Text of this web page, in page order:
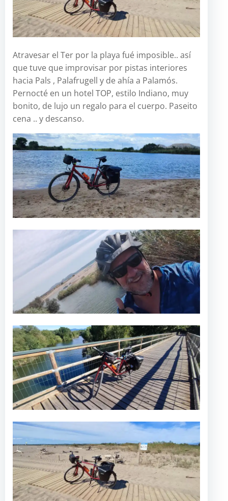
Atravesar el Ter por la playa fué imposible.. así
que tuve que improvisar por pistas interiores
hacia Pals , Palafrugell y de ahía a Palamós.
Pernocté en un hotel TOP, estilo Indiano, muy
bonito, de lujo un regalo para el cuerpo. Paseito
cena .. y descanso.